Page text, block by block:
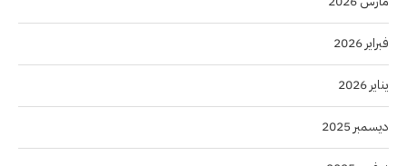
فبراير 2026
يناير 2026
ديسمبر 2025